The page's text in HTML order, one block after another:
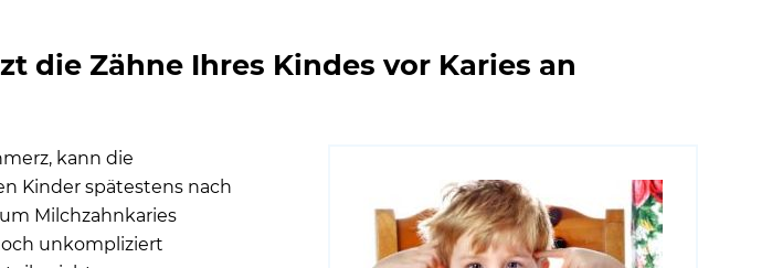
die Zähne Ihres Kindes vor Karies an
kann die
Kinder spätestens nach
Milchzahnkaries
unkompliziert